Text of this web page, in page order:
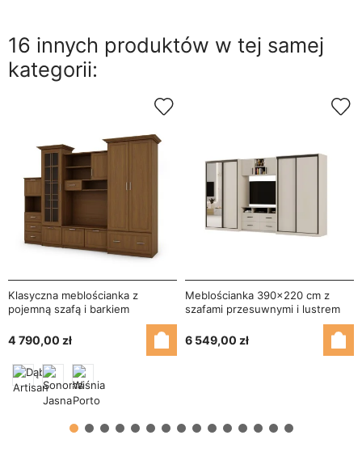
16 innych produktów w tej samej
kategorii:
Klasyczna meblościanka z
pojemną szafą i barkiem
280×207 cm Wiśnia Porto – MILO
4 790,00 zł
Meblościanka 390x220 cm z
szafami przesuwnymi i lustrem
6 549,00 zł